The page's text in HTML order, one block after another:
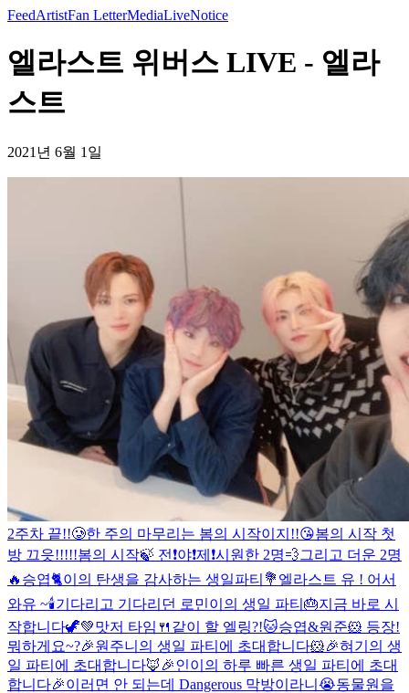
FeedArtistFan LetterMediaLiveNotice
엘라스트 위버스 LIVE - 엘라
스트
2021년 6월 1일
2주차 끝!!🥲한 주의 마무리는 봄의 시작이지!!😘봄의 시작 첫
방 끄읏!!!!!봄의 시작🍃 전❗️야❗️제❗️시원한 2명💨그리고 더운 2명
🔥 승엽🐈이의 탄생을 감사하는 생일파티💐 엘라스트 유 ! 어서
와유 ~🕯기다리고 기다리던 로민이의 생일 파티🎂지금 바로 시
작합니다🦖💚맛저 타임🍴같이 할 엘링?!🐱승엽&원준🐹 등장!
뭐하게요~?🎉원주니의 생일 파티에 초대합니다🐹🎉혀기의 생
일 파티에 초대합니다🦊🎉인이의 하루 빠른 생일 파티에 초대
합니다🎉이러면 안 되는데 Dangerous 막방이라니😭동물원을